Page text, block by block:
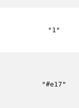
"1"
"#e17"